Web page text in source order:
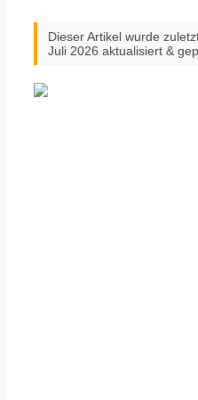
Dieser Artikel wurde
Juli 2026 aktualisiert &